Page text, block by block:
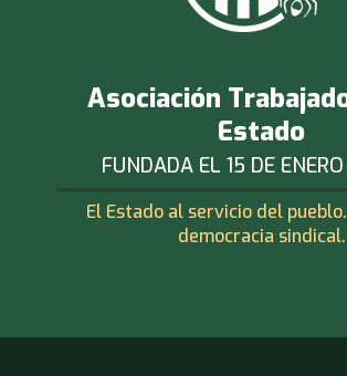
Asociación
Estado
FUNDADA EL 15 DE
El Estado al servicio del
democracia sindical.